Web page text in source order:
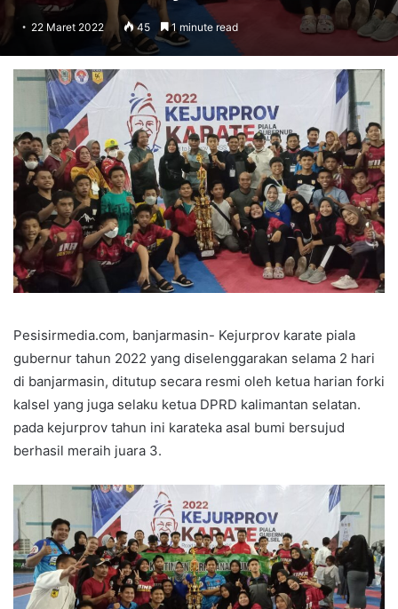
22 Maret 2022 45 1 minute read
Pesisirmedia.com, banjarmasin- Kejurprov karate piala
gubernur tahun 2022 yang diselenggarakan selama 2 hari
di banjarmasin, ditutup secara resmi oleh ketua harian forki
kalsel yang juga selaku ketua DPRD kalimantan selatan.
pada kejurprov tahun ini karateka asal bumi bersujud
berhasil meraih juara 3.